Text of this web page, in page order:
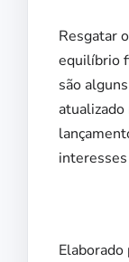
Resgatar
equilíbrio
são
Elaborado